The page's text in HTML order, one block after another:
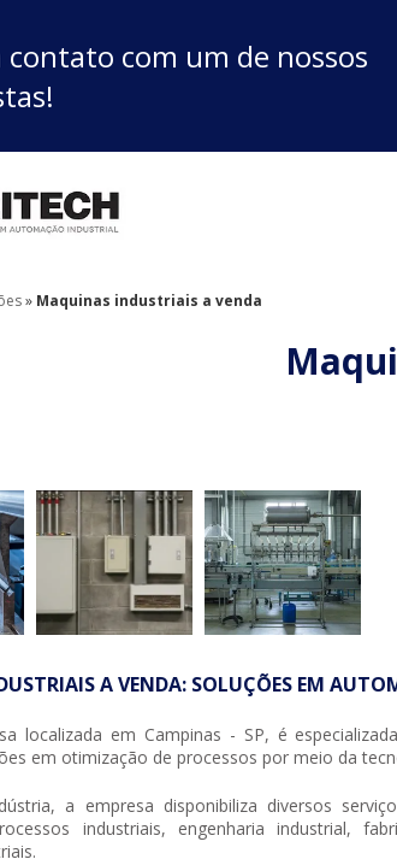
contato com um de nossos
» Maquinas industriais a venda
A VENDA: SOLUÇÕES EM
localizada em Campinas - SP, é
em otimização de processos por meio da
a empresa disponibiliza diversos
industriais, engenharia industrial,